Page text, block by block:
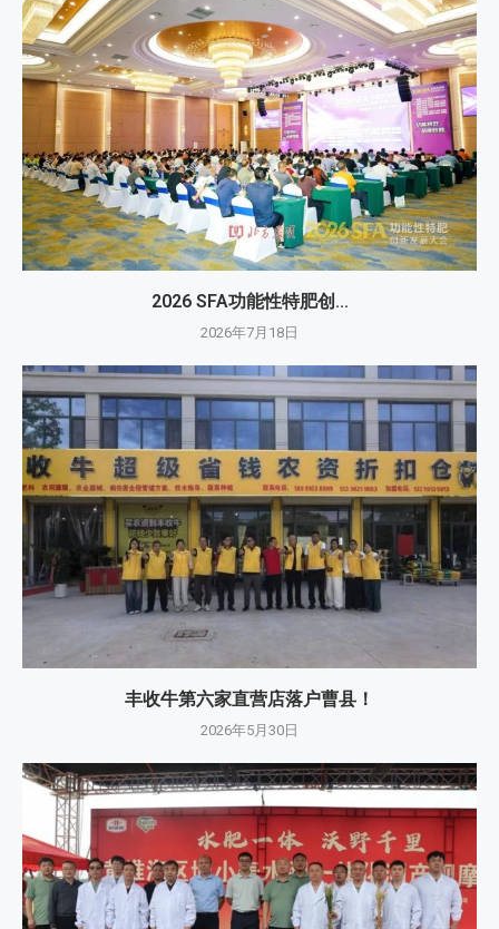
2026 SFA功能性特肥创...
2026年7月18日
丰收牛第六家直营店落户曹县！
2026年5月30日